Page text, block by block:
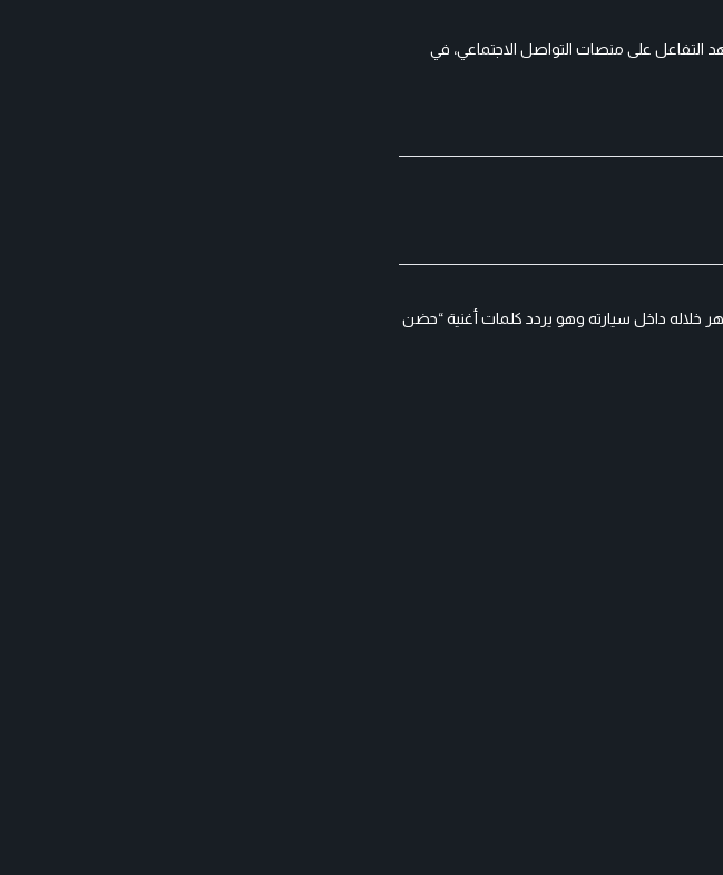
على منصات التواصل الاجتماعي، في
خلاله داخل سيارته وهو يردد كلمات أغنية “حضن